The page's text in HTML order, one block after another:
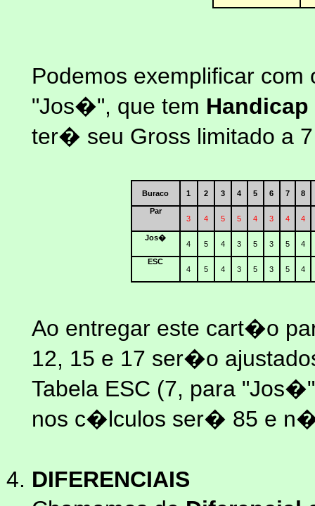
Podemos exemplificar
"Jos�", que tem Handicap
ter� seu Gross limitado a
Buraco 1 2 3 4 5 6 7 8
Par
3
4 5 5 4 3 4 4
Jos�
4 5 4 3 5 3 5 4
ESC
4
5 4 3 5 3 5 4
Ao entregar este cart�o
12, 15 e 17 ser�o
Tabela ESC (7, para
nos c�lculos ser� 85 e
DIFERENCIAIS